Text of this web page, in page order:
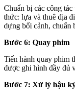
Chuẩn bị các công
thức: lựa và thuê địa
dựng bối cảnh,
Bước 6: Quay phim
Tiến hành quay phim
được ghi hình đầy đủ
Bước 7: Xử lý hậu